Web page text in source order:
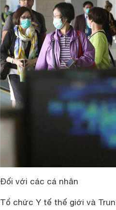
Đối với các cá nhân
Tổ chức Y tế thế giới và